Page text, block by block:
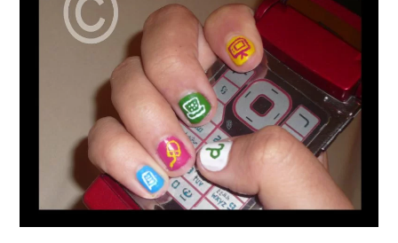
En
F1